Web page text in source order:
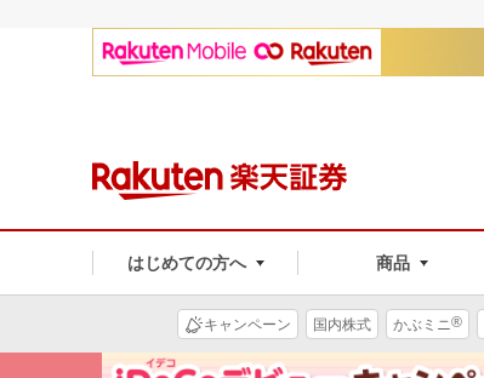
はじめての方へ 商品
キャンペーン 国内株式 かぶミニ®